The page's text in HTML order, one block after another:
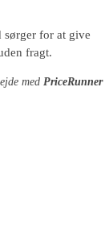
sørger for at give
fragt.
med PriceRunner